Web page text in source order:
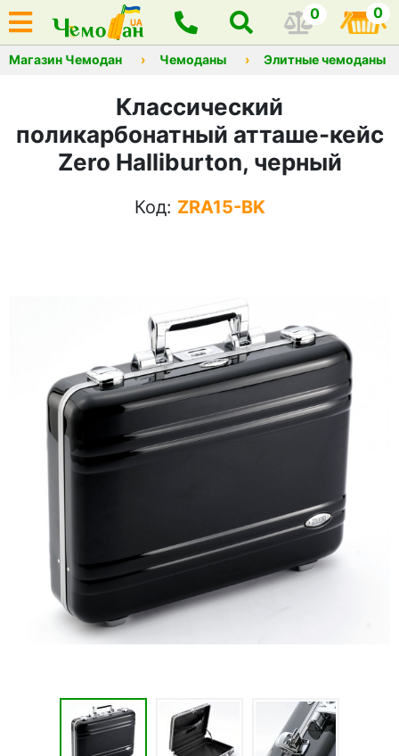
0 0
Магазин Чемодан Чемоданы Элитные чемоданы
Классический
поликарбонатный атташе-кейс
Zero Halliburton, черный
Код: ZRA15-BK